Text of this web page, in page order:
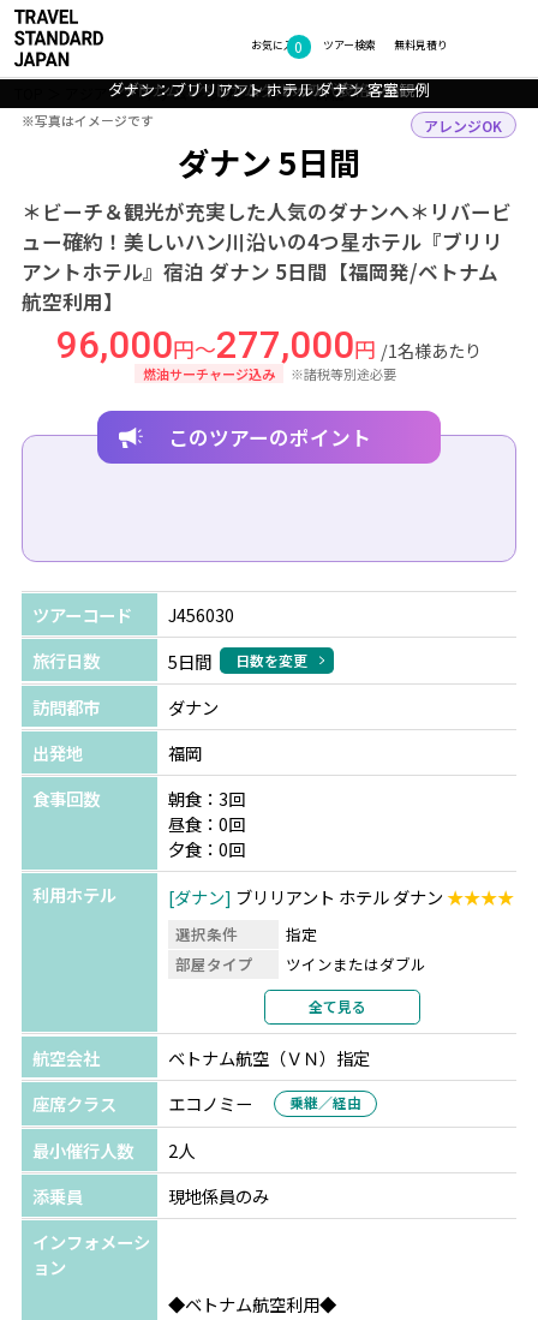
お気に入り
0 無料見積り
ツアー検索
ベトナム ダナン ツアー詳細
ダナン 5日間
＊ビーチ＆観光が充実した人気のダナンへ＊リバービ
ュー確約！美しいハン川沿いの4つ星ホテル『ブリリ
アントホテル』宿泊 ダナン 5日間【福岡発/ベトナム
航空利用】
アレンジOK
96,000円～277,000円 /1名様あたり
燃油サーチャージ込み ※諸税等別途必要
ダナン：ミーケービーチ
ベトナム：ベトナムグルメの代表格 フォー
ダナン：ブリリアント ホテル ダナン 外観
ダナン：ブリリアント ホテル ダナン 客室一例
フォトギャラリー
※写真はイメージです
※写真はイメージです
このツアーのポイント
ツアーコード
J456030
旅行日数
5日間 日数を変更
訪問都市
ダナン
出発地
福岡
食事回数
朝食：3回
昼食：0回
夕食：0回
利用ホテル
ダナン ブリリアント ホテル ダナン★★★★
選択条件
指定
部屋タイプ
ツインまたはダブル
2名1室利用
部屋カテゴリ
スーペリア リバービュー
全て見る
航空会社
ベトナム航空（ＶＮ）指定
座席クラス
エコノミー 乗継／経由
最小催行人数
2人
添乗員
現地係員のみ
インフォメーシ
ョン
◆ベトナム航空利用◆